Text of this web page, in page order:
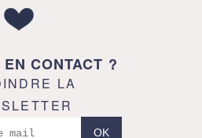
CONTACT ?
LA